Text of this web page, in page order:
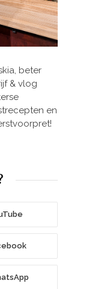
beter
& vlog
en